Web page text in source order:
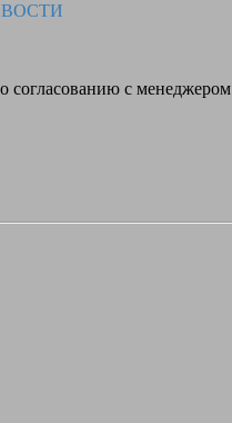
согласованию с менеджером